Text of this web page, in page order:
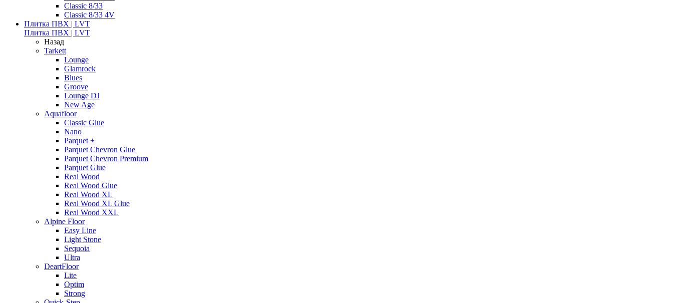
Classic 8/33
Classic 8/33 4V
Плитка ПВХ | LVT
Плитка ПВХ | LVT
Назад
Tarkett
Lounge
Glamrock
Blues
Groove
Lounge DJ
New Age
Aquafloor
Classic Glue
Nano
Parquet +
Parquet Chevron Glue
Parquet Chevron Premium
Parquet Glue
Real Wood
Real Wood Glue
Real Wood XL
Real Wood XL Glue
Real Wood XXL
Alpine Floor
Easy Line
Light Stone
Sequoia
Ultra
DeartFloor
Lite
Optim
Strong